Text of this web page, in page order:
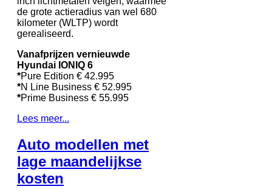
de grote actieradius van wel 680
kilometer (WLTP) wordt
gerealiseerd.
Vanafprijzen vernieuwde
Hyundai IONIQ 6
*Pure Edition € 42.995
*N Line Business € 52.995
*Prime Business € 55.995
Lees meer...
Auto modellen met
lage maandelijkse
kosten